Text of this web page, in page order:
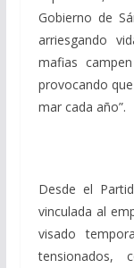
Gobierno de
arriesgando
mafias
provocando
mar cada año”.
Desde el
vinculada al
visado
tensionados,